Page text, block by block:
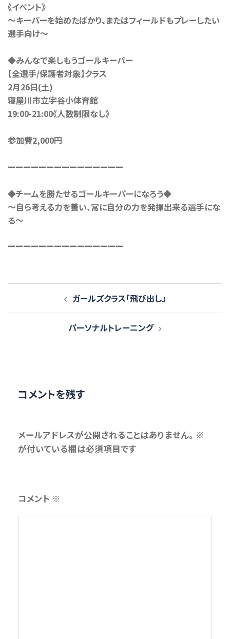
《イベント》
〜キーパーを始めたばかり、またはフィールドもプレーしたい
選手向け〜
◆みんなで楽しもうゴールキーパー
【全選手/保護者対象】クラス
2月26日(土)
寝屋川市立宇谷小体育館
19:00-21:00《人数制限なし》
参加費2,000円
ーーーーーーーーーーーーーーー
◆チームを勝たせるゴールキーパーになろう◆
〜自ら考える力を養い、常に自分の力を発揮出来る選手にな
る〜
ーーーーーーーーーーーーーーー
投
ナ
ガールズクラス「飛び出し」
パーソナルトレーニング
コメントを残す
メールアドレスが公開されることはありません。 ※
が付いている欄は必須項目です
コメント ※